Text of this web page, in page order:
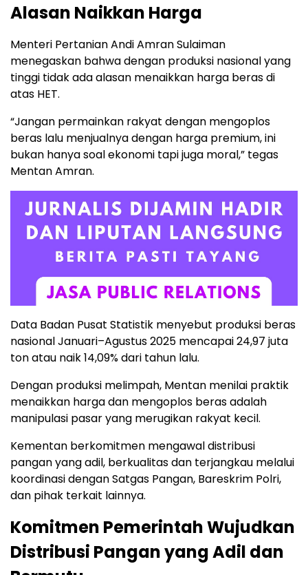
Alasan Naikkan Harga
Menteri Pertanian Andi Amran Sulaiman
menegaskan bahwa dengan produksi nasional yang
tinggi tidak ada alasan menaikkan harga beras di
atas HET.
“Jangan permainkan rakyat dengan mengoplos
beras lalu menjualnya dengan harga premium, ini
bukan hanya soal ekonomi tapi juga moral,” tegas
Mentan Amran.
Data Badan Pusat Statistik menyebut produksi beras
nasional Januari–Agustus 2025 mencapai 24,97 juta
ton atau naik 14,09% dari tahun lalu.
Dengan produksi melimpah, Mentan menilai praktik
menaikkan harga dan mengoplos beras adalah
manipulasi pasar yang merugikan rakyat kecil.
Kementan berkomitmen mengawal distribusi
pangan yang adil, berkualitas dan terjangkau melalui
koordinasi dengan Satgas Pangan, Bareskrim Polri,
dan pihak terkait lainnya.
Komitmen Pemerintah Wujudkan
Distribusi Pangan yang Adil dan